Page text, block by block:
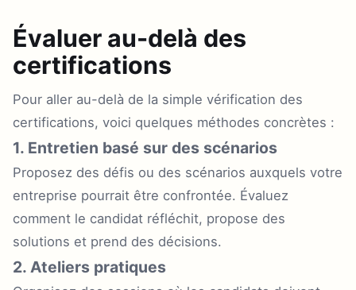
Évaluer au-delà des
certifications
Pour aller au-delà de la simple vérification des
certifications, voici quelques méthodes concrètes :
1. Entretien basé sur des scénarios
Proposez des défis ou des scénarios auxquels votre
entreprise pourrait être confrontée. Évaluez
comment le candidat réfléchit, propose des
solutions et prend des décisions.
2. Ateliers pratiques